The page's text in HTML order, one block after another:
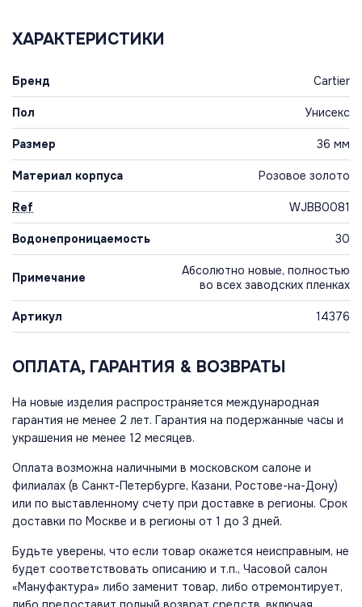
ХАРАКТЕРИСТИКИ
Бренд Cartier
Пол Унисекс
Размер 36 мм
Материал корпуса Розовое золото
Ref WJBB0081
Водонепроницаемость 30
Примечание
Абсолютно новые, полностью
во всех заводских пленках
Артикул 14376
ОПЛАТА, ГАРАНТИЯ & ВОЗВРАТЫ
На новые изделия распространяется международная
гарантия не менее 2 лет. Гарантия на подержанные часы и
украшения не менее 12 месяцев.
Оплата возможна наличными в московском салоне и
филиалах (в Санкт-Петербурге, Казани, Ростове-на-Дону)
или по выставленному счету при доставке в регионы. Срок
доставки по Москве и в регионы от 1 до 3 дней.
Будьте уверены, что если товар окажется неисправным, не
будет соответствовать описанию и т.п., Часовой салон
«Мануфактура» либо заменит товар, либо отремонтирует,